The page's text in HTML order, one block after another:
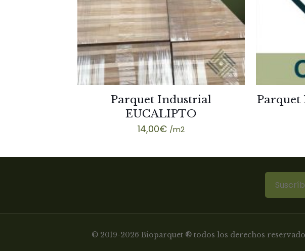
Parquet Industrial
EUCALIPTO
14,00€ /m2
Parquet
© 2019-2026 Bioparquet ® todos los derechos